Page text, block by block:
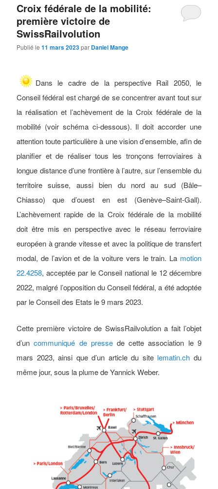
Croix fédérale de la mobilité:
première victoire de
SwissRailvolution
Publié le11 mars 2023par Daniel Mange
Dans le cadre de la perspective Rail 2050, le
Conseil fédéral est chargé de se concentrer avant tout sur
la réalisation et l’achèvement de la Croix fédérale de la
mobilité (voir schéma ci-dessous). Il doit accorder une
attention toute particulière à une vision d’ensemble, afin de
planifier et de réaliser tous les tronçons ferroviaires à
longue distance d’une frontière à l’autre, sur l’ensemble du
territoire suisse, aussi bien du nord au sud (Bâle–
Chiasso) que d’ouest en est (Genève–Saint-Gall).
L’achèvement rapide de la Croix fédérale de la mobilité
doit être mis en perspective avec le réseau ferroviaire
européen à grande vitesse et avec la politique de transfert
modal, de l’avion et de la voiture vers le train. La motion
22.4258, acceptée par le Conseil national le 12 décembre
2022, malgré l’opposition du Conseil fédéral, a été adoptée
par le Conseil des Etats le 9 mars 2023.
Cette première victoire de SwissRailvolution a fait l’objet
d’uncommuniqué de pressede cette association le 9
mars 2023, ainsi que d’un article du site lematin.ch du
même jour, sous la plume de Yannick Weber.